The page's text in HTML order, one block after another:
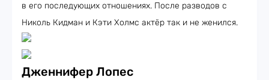
в его последующих отношениях. После разводов с
Николь Кидман и Кэти Холмс актёр так и не женился.
Дженнифер Лопес